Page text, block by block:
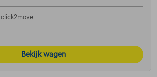
click2move
Bekijk wagen